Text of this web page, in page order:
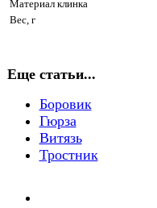
Материал клинка
Вес, г
Еще статьи...
Боровик
Гюрза
Витязь
Тростник